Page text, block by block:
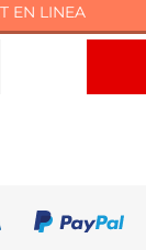
EN LINEA